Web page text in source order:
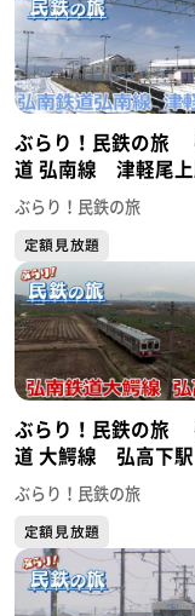
ぶらり！民鉄の旅
道 弘南線 津軽尾上
ぶらり！民鉄の旅
定額見放題
ぶらり！民鉄の旅
道 大鰐線 弘高下駅
ぶらり！民鉄の旅
定額見放題